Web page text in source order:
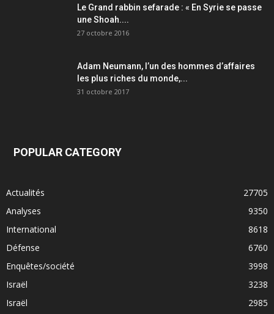
Le Grand rabbin sefarade : « En Syrie se passe
une Shoah....
27 octobre 2016
Adam Neumann, l’un des hommes d’affaires
les plus riches du monde,...
31 octobre 2017
POPULAR CATEGORY
Actualités
27705
Analyses
9350
International
8618
Défense
6760
Enquêtes/société
3998
Israël
3238
Israël
2985